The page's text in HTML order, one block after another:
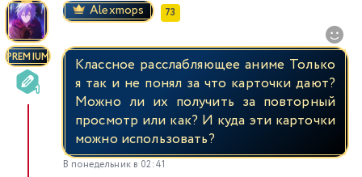
PREMIUM
Alexmops 73
Классное расслабляющее аниме Только
я так и не понял за что карточки дают?
Можно ли их получить за повторный
просмотр или как? И куда эти карточки
можно использовать?
В понедельник в 02:41